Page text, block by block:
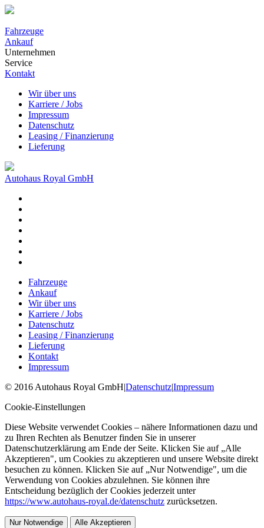
Fahrzeuge
Ankauf
Unternehmen
Service
Kontakt
Wir über uns
Karriere / Jobs
Impressum
Datenschutz
Leasing / Finanzierung
Lieferung
Autohaus Royal GmbH
Fahrzeuge
Ankauf
Wir über uns
Karriere / Jobs
Datenschutz
Leasing / Finanzierung
Lieferung
Kontakt
Impressum
© 2016 Autohaus Royal GmbH|Datenschutz|Impressum
Cookie-Einstellungen
Diese Website verwendet Cookies – nähere Informationen dazu und
zu Ihren Rechten als Benutzer finden Sie in unserer
Datenschutzerklärung am Ende der Seite. Klicken Sie auf „Alle
Akzeptieren", um Cookies zu akzeptieren und unsere Website direkt
besuchen zu können. Klicken Sie auf „Nur Notwendige", um die
Verwendung von Cookies abzulehnen. Sie können ihre
Entscheidung bezüglich der Cookies jederzeit unter
https://www.autohaus-royal.de/datenschutz zurücksetzen.
Nur Notwendige Alle Akzeptieren